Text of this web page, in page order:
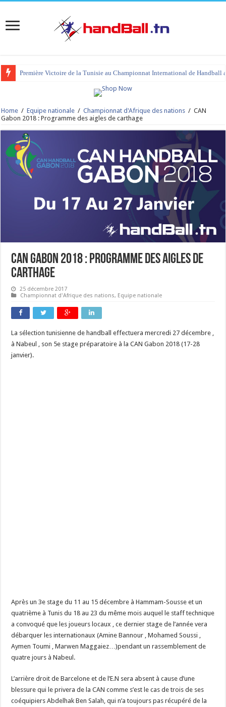
Première Victoire de la Tunisie au Championnat International de Handball
tournoi international Hammamet 2023 : programme et liste des joueurs
Home / Equipe nationale / Championnat d'Afrique des nations / CAN
Gabon 2018 : Programme des aigles de carthage
CAN Gabon 2018 : Programme des aigles de
carthage
25 décembre 2017
Championnat d'Afrique des nations, Equipe nationale
La sélection tunisienne de handball effectuera mercredi 27 décembre ,
à Nabeul , son 5e stage préparatoire à la CAN Gabon 2018 (17-28
janvier).
Après un 3e stage du 11 au 15 décembre à Hammam-Sousse et un
quatrième à Tunis du 18 au 23 du même mois auquel le staff technique
a convoqué que les joueurs locaux , ce dernier stage de l’année vera
débarquer les internationaux (Amine Bannour , Mohamed Soussi ,
Aymen Toumi , Marwen Maggaiez…)pendant un rassemblement de
quatre jours à Nabeul.
L’arrière droit de Barcelone et de l’E.N sera absent à cause d’une
blessure qui le privera de la CAN comme s’est le cas de trois de ses
coéquipiers Abdelhak Ben Salah, qui n’a toujours pas récupéré de la